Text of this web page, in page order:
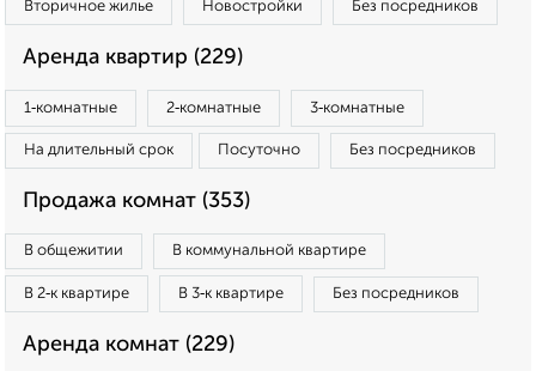
Вторичное жилье Новостройки Без посредников
Аренда квартир (229)
1‑комнатные 2‑комнатные 3‑комнатные
На длительный срок Посуточно Без посредников
Продажа комнат (353)
В общежитии В коммунальной квартире
В 2‑к квартире В 3‑к квартире Без посредников
Аренда комнат (229)